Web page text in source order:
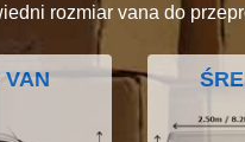
rozmiar vana do
VAN